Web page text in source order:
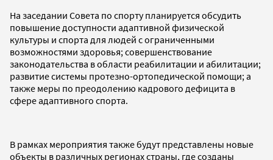
На заседании Совета по спорту планируется обсудить
повышение доступности адаптивной физической
культуры и спорта для людей с ограниченными
возможностями здоровья; совершенствование
законодательства в области реабилитации и абилитации;
развитие системы протезно-ортопедической помощи; а
также меры по преодолению кадрового дефицита в
сфере адаптивного спорта.
В рамках мероприятия также будут представлены новые
объекты в различных регионах страны, где созданы